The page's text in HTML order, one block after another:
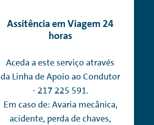
Assitência em Viagem 24
horas
Aceda a este serviço através
da Linha de Apoio ao Condutor
- 217 225 591.
Em caso de: Avaria mecânica,
acidente, perda de chaves,